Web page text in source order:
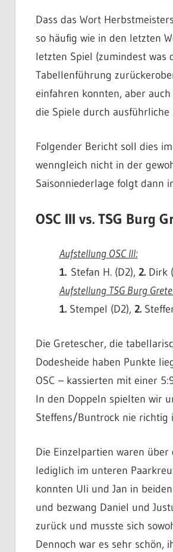
Dass das Wort
so häufig wie in den letzten
letzten Spiel (zumindest was
Tabellenführung
einfahren konnten, aber
die Spiele durch ausführliche
Folgender Bericht soll dies
wenngleich nicht in der
Saisonniederlage folgt dann
OSC III vs. TSG Burg
Aufstellung OSC III:
1.Stefan H. (D2), 2.Dirk
Aufstellung TSG Burg
1.Stempel (D2), 2.
Die Gretescher, die
Dodesheide haben Punkte
OSC – kassierten mit einer
In den Doppeln spielten wir
Steffens/Buntrock nie richtig
Die Einzelpartien waren
lediglich im unteren
konnten Uli und Jan in
und bezwang Daniel und
zurück und musste sich
Dennoch war es sehr schön,